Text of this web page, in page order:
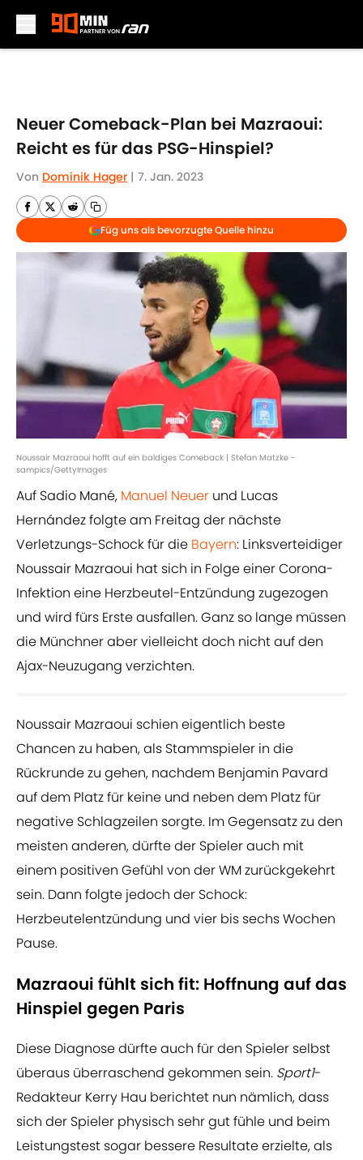
Neuer Comeback-Plan bei Mazraoui:
Reicht es für das PSG-Hinspiel?
Von Dominik Hager | 7. Jan. 2023
Füg uns als bevorzugte Quelle hinzu
Noussair Mazraoui hofft auf ein baldiges Comeback | Stefan Matzke -
sampics/GettyImages
Auf Sadio Mané, Manuel Neuer und Lucas
Hernández folgte am Freitag der nächste
Verletzungs-Schock für die Bayern: Linksverteidiger
Noussair Mazraoui hat sich in Folge einer Corona-
Infektion eine Herzbeutel-Entzündung zugezogen
und wird fürs Erste ausfallen. Ganz so lange müssen
die Münchner aber vielleicht doch nicht auf den
Ajax-Neuzugang verzichten.
Noussair Mazraoui schien eigentlich beste
Chancen zu haben, als Stammspieler in die
Rückrunde zu gehen, nachdem Benjamin Pavard
auf dem Platz für keine und neben dem Platz für
negative Schlagzeilen sorgte. Im Gegensatz zu den
meisten anderen, dürfte der Spieler auch mit
einem positiven Gefühl von der WM zurückgekehrt
sein. Dann folgte jedoch der Schock:
Herzbeutelentzündung und vier bis sechs Wochen
Pause.
Mazraoui fühlt sich fit: Hoffnung auf das
Hinspiel gegen Paris
Diese Diagnose dürfte auch für den Spieler selbst
überaus überraschend gekommen sein. Sport1-
Redakteur Kerry Hau berichtet nun nämlich, dass
sich der Spieler physisch sehr gut fühle und beim
Leistungstest sogar bessere Resultate erzielte, als